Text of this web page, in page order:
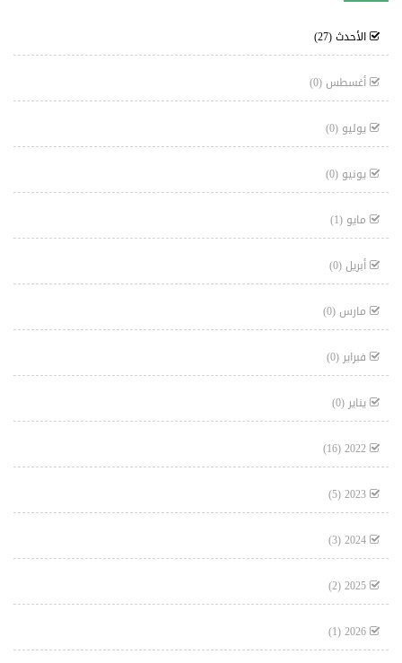
الأحدث(27)
أغسطس (0)
يوليو (0)
يونيو (0)
مايو (1)
أبريل (0)
مارس (0)
فبراير (0)
يناير (0)
(16)
(5)
(3)
(2)
(1)